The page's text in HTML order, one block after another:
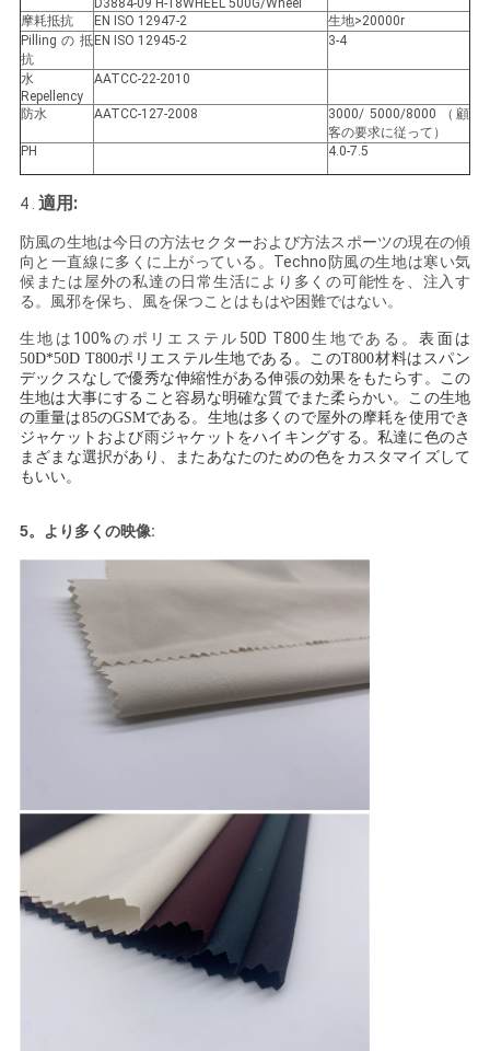
D3884-09 H-18WHEEL 500G/Wheel
摩耗抵抗
EN ISO 12947-2
生地>20000r
Pillingの抵
抗
EN ISO 12945-2 3-4
水
Repellency
AATCC-22-2010
防水 AATCC-127-2008
3000/ 5000/8000 （顧
客の要求に従って）
PH
4.0-7.5
4 . 適用:
防風の生地は今日の方法セクターおよび方法スポーツの現在の傾
向と一直線に多くに上がっている。Techno防風の生地は寒い気
候または屋外の私達の日常生活により多くの可能性を、注入す
る。風邪を保ち、風を保つことはもはや困難ではない。
生地は100%のポリエステル50D T800生地である。表面は
50D*50D T800ポリエステル生地である。このT800材料はスパン
デックスなしで優秀な伸縮性がある伸張の効果をもたらす。この
生地は大事にすること容易な明確な質でまた柔らかい。この生地
の重量は85のGSMである。生地は多くので屋外の摩耗を使用でき
ジャケットおよび雨ジャケットをハイキングする。私達に色のさ
まざまな選択があり、またあなたのための色をカスタマイズして
もいい。
5。より多くの映像: